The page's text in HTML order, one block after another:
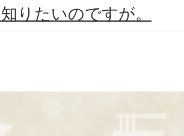
りたいのですが。